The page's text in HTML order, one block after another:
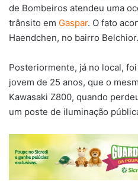
de Bombeiros atendeu uma
trânsito em Gaspar. O fato
Haendchen, no bairro Belchior.
Posteriormente, já no local,
jovem de 25 anos, que o
Kawasaki Z800, quando
um poste de iluminação